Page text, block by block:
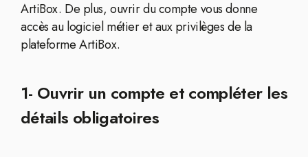
ArtiBox. De plus, ouvrir du compte vous donne
accès au logiciel métier et aux privilèges de la
plateforme ArtiBox.
1- Ouvrir un compte et compléter les
détails obligatoires